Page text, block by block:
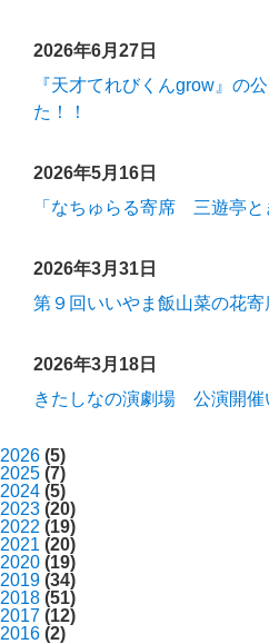
2026年6月27日
『天才てれびくんgrow』の
た！！
2026年5月16日
「なちゅらる寄席 三遊亭と
2026年3月31日
第９回いいやま飯山菜の花寄
2026年3月18日
きたしなの演劇場 公演開催
2026 (5)
2025 (7)
2024 (5)
2023 (20)
2022 (19)
2021 (20)
2020 (19)
2019 (34)
2018 (51)
2017 (12)
2016 (2)